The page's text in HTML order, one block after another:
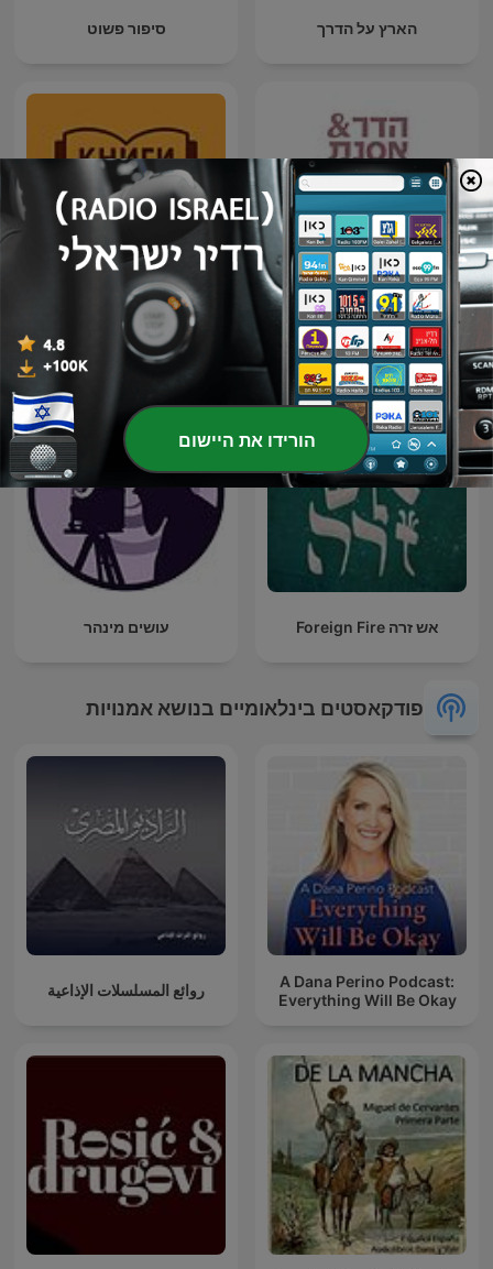
הארץ על הדרך סיפור פשוט
הפודקאסט של הדר ואסנת
КНИГИ ДАРОМ.
БИБЛИОТЕКА
АЛЕКСАНДРА
ТАТАРИНЦЕВА
אש זרה Foreign Fire עושים מינהר
פודקאסטים בינלאומיים בנושא אמנויות
A Dana Perino Podcast:
Everything Will Be Okay
روائع المسلسلات الإذاعية
הורידו את היישום